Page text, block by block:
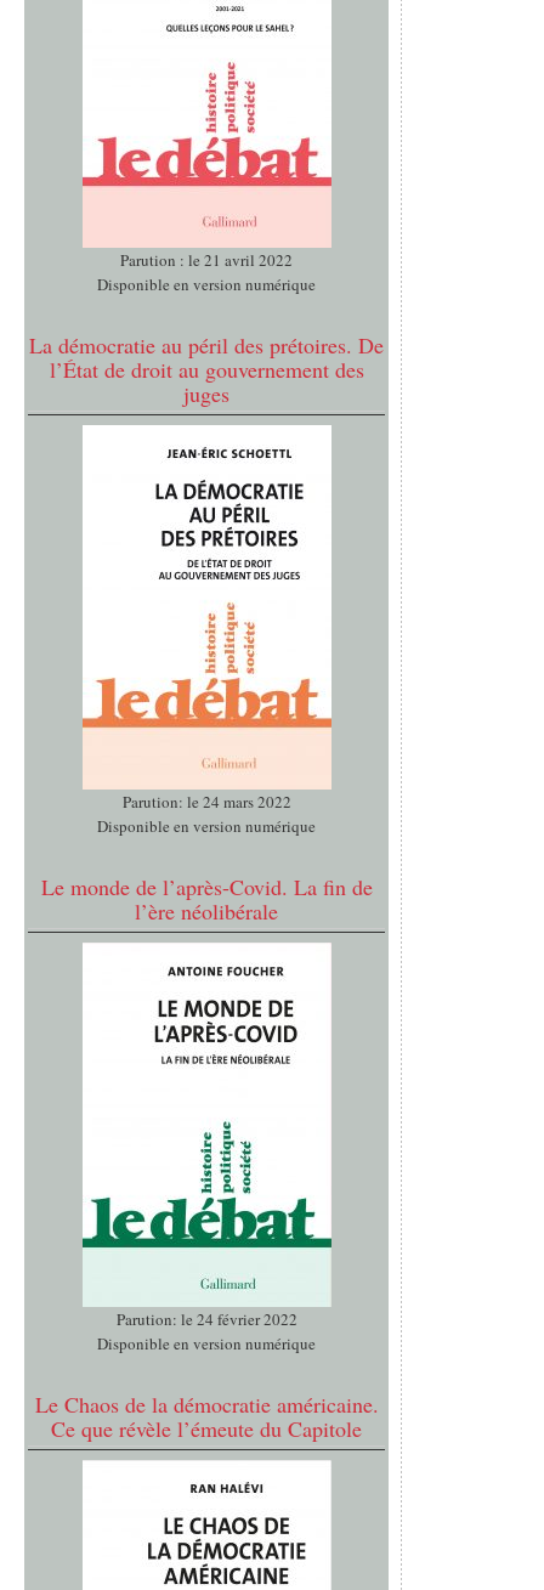
Parution : le 21 avril 2022
Disponible en version numérique
La démocratie au péril des prétoires. De
l’État de droit au gouvernement des
juges
Parution: le 24 mars 2022
Disponible en version numérique
Le monde de l’après-Covid. La fin de
l’ère néolibérale
Parution: le 24 février 2022
Disponible en version numérique
Le Chaos de la démocratie américaine.
Ce que révèle l’émeute du Capitole